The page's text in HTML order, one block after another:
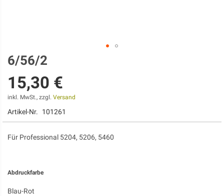
Zum
Anfang
der
Bildgalerie
springen
6/56/2
15,30 €
inkl. MwSt., zzgl. Versand
Artikel-Nr. 101261
Für Professional 5204, 5206, 5460
Abdruckfarbe
Blau-Rot